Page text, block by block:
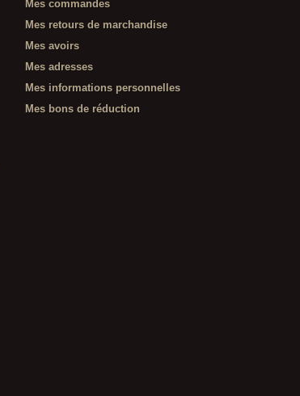
Mes commandes
Mes retours de marchandise
Mes avoirs
Mes adresses
Mes informations personnelles
Mes bons de réduction